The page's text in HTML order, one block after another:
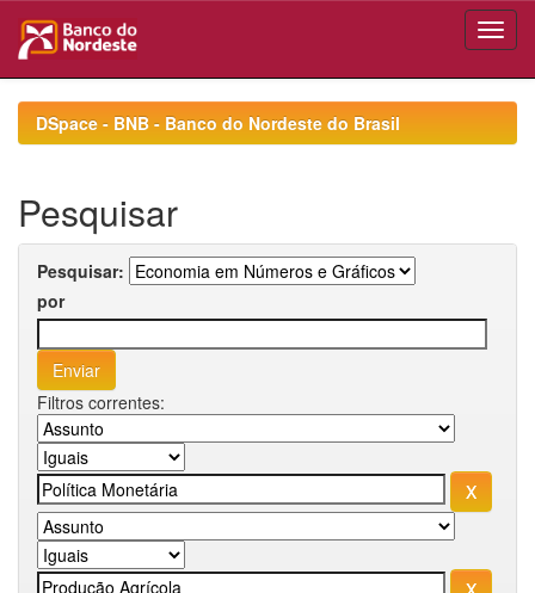
navigationDSpace - BNB - Banco do Nordeste do Brasil
Pesquisar
Pesquisar:
por
Filtros correntes: